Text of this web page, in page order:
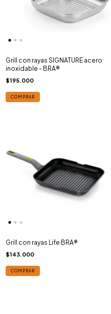
Grill con rayas SIGNATURE acero
inoxidable - BRA®
$195.000
COMPRAR
Grill con rayas Life BRA®
$143.000
COMPRAR